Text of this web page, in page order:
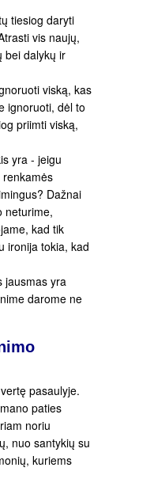
tiesiog daryti
vis naujų,
bei dalykų ir
viską, kas
ignoruoti, dėl to
priimti viską,
yra - jeigu
Dažnai
neturime,
kad tik
ironija tokia, kad
jausmas yra
darome ne
pasaulyje.
paties
noriu
nuo santykių su
kuriems